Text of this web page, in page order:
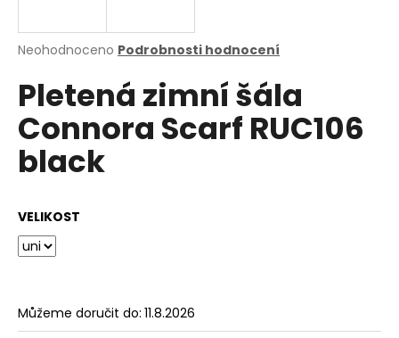
Průměrné
produktu
je
0,0
z
5
hvězdiček.
Neohodnoceno Podrobnosti hodnocení
Pletená zimní šála
Connora Scarf RUC106
black
VELIKOST
Můžeme doručit do: 11.8.2026
j
t
?
o
p